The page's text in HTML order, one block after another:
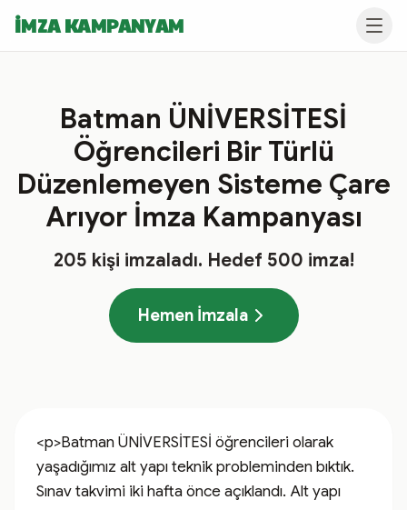
İMZA KAMPANYAM
Batman ÜNİVERSİTESİ
Öğrencileri Bir Türlü
Düzenlemeyen Sisteme Çare
Arıyor İmza Kampanyası
205 kişi imzaladı. Hedef 500 imza!
Hemen İmzala
<p>Batman ÜNİVERSİTESİ öğrencileri olarak
yaşadığımız alt yapı teknik probleminden bıktık.
Sınav takvimi iki hafta önce açıklandı. Alt yapı